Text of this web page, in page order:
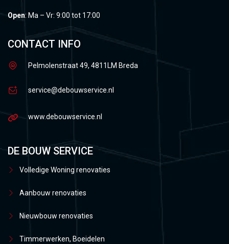
Open: Ma – Vr: 9:00 tot 17:00
CONTACT INFO
Pelmolenstraat 49, 4811LM Breda
service@debouwservice.nl
www.debouwservice.nl
DE BOUW SERVICE
Volledige Woning renovaties
Aanbouw renovaties
Nieuwbouw renovaties
Timmerwerken, Boeidelen